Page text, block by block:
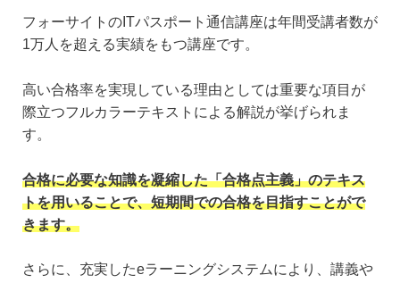
フォーサイトのITパスポート通信講座は年間受講者数が
1万人を超える実績をもつ講座です。
高い合格率を実現している理由としては重要な項目が
際立つフルカラーテキストによる解説が挙げられま
す。
合格に必要な知識を凝縮した「合格点主義」のテキス
トを用いることで、短期間での合格を目指すことがで
きます。
さらに、充実したeラーニングシステムにより、講義や